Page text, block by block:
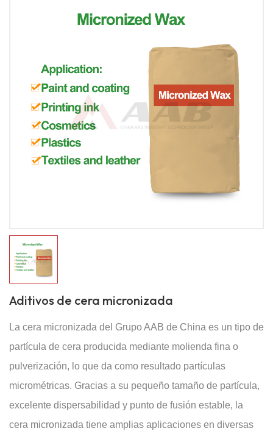
Aditivos de cera micronizada
La cera micronizada del Grupo AAB de China es un tipo de
partícula de cera producida mediante molienda fina o
pulverización, lo que da como resultado partículas
micrométricas. Gracias a su pequeño tamaño de partícula,
excelente dispersabilidad y punto de fusión estable, la
cera micronizada tiene amplias aplicaciones en diversas